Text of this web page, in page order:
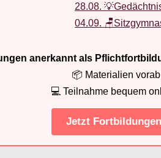
28.08.
04.09.
anerkannt als
📦 Materialien
💻 Teilnahme bequem
Jetzt